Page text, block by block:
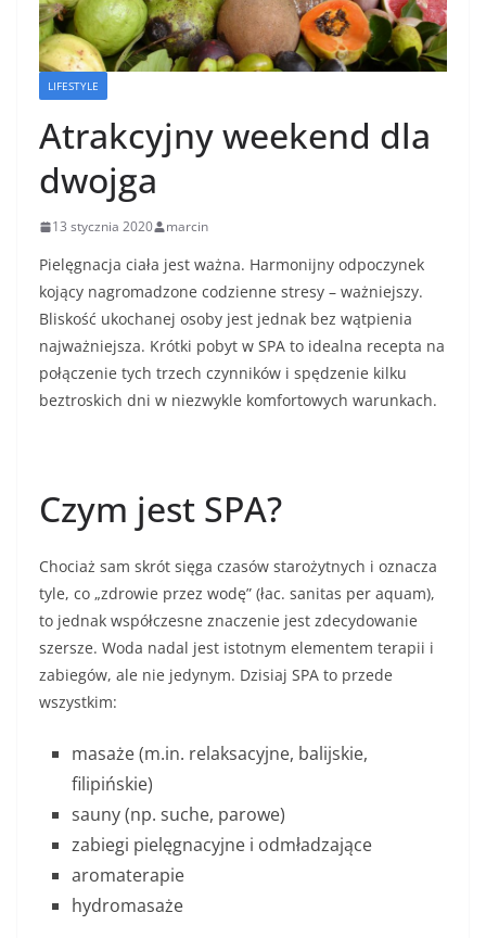
LIFESTYLE
Atrakcyjny weekend dla
dwojga
13 stycznia 2020 marcin
Pielęgnacja ciała jest ważna. Harmonijny odpoczynek
kojący nagromadzone codzienne stresy – ważniejszy.
Bliskość ukochanej osoby jest jednak bez wątpienia
najważniejsza. Krótki pobyt w SPA to idealna recepta na
połączenie tych trzech czynników i spędzenie kilku
beztroskich dni w niezwykle komfortowych warunkach.
Czym jest SPA?
Chociaż sam skrót sięga czasów starożytnych i oznacza
tyle, co „zdrowie przez wodę” (łac. sanitas per aquam),
to jednak współczesne znaczenie jest zdecydowanie
szersze. Woda nadal jest istotnym elementem terapii i
zabiegów, ale nie jedynym. Dzisiaj SPA to przede
wszystkim:
masaże (m.in. relaksacyjne, balijskie,
filipińskie)
sauny (np. suche, parowe)
zabiegi pielęgnacyjne i odmładzające
aromaterapie
hydromasaże